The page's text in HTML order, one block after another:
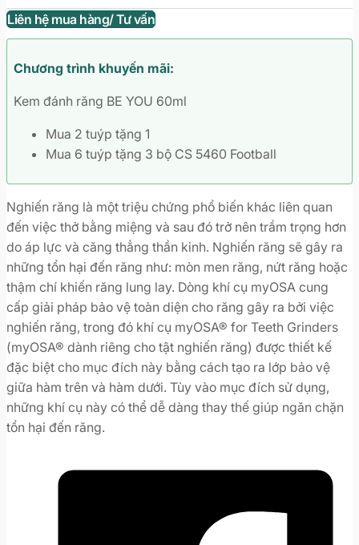
Liên hệ mua hàng/ Tư vấn
Chương trình khuyến mãi:
Kem đánh răng BE YOU 60ml
Mua 2 tuýp tặng 1
Mua 6 tuýp tặng 3 bộ CS 5460 Football
Nghiến răng là một triệu chứng phổ biến khác liên quan
đến việc thở bằng miệng và sau đó trở nên trầm trọng hơn
do áp lực và căng thẳng thần kinh. Nghiến răng sẽ gây ra
những tổn hại đến răng như: mòn men răng, nứt răng hoặc
thậm chí khiến răng lung lay. Dòng khí cụ myOSA cung
cấp giải pháp bảo vệ toàn diện cho răng gây ra bởi việc
nghiến răng, trong đó khí cụ myOSA® for Teeth Grinders
(myOSA® dành riêng cho tật nghiến răng) được thiết kế
đặc biệt cho mục đích này bằng cách tạo ra lớp bảo vệ
giữa hàm trên và hàm dưới. Tùy vào mục đích sử dụng,
những khí cụ này có thể dễ dàng thay thế giúp ngăn chặn
tổn hại đến răng.